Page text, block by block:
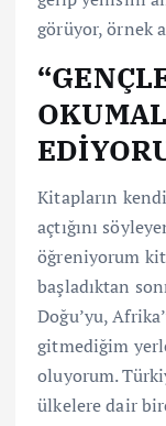
görüyor, örnek
Kitapların
açtığını
öğreniyorum
başladıktan
Doğu’yu,
gitmediğim
oluyorum.
ülkelere dair